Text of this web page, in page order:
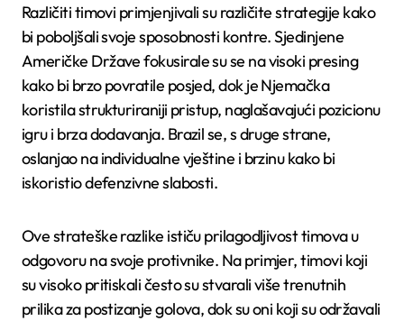
Različiti timovi primjenjivali su različite strategije kako
bi poboljšali svoje sposobnosti kontre. Sjedinjene
Američke Države fokusirale su se na visoki presing
kako bi brzo povratile posjed, dok je Njemačka
koristila strukturiraniji pristup, naglašavajući pozicionu
igru i brza dodavanja. Brazil se, s druge strane,
oslanjao na individualne vještine i brzinu kako bi
iskoristio defenzivne slabosti.
Ove strateške razlike ističu prilagodljivost timova u
odgovoru na svoje protivnike. Na primjer, timovi koji
su visoko pritiskali često su stvarali više trenutnih
prilika za postizanje golova, dok su oni koji su održavali